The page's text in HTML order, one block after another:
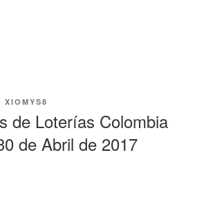
XIOMYS8
de Loterías Colombia
de Abril de 2017